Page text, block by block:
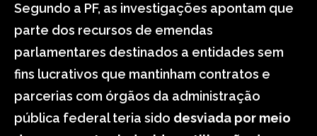
Segundo a PF, as investigações apontam que
parte dos recursos de emendas
parlamentares destinados a entidades sem
fins lucrativos que mantinham contratos e
parcerias com órgãos da administração
pública federal teria sido desviada por meio